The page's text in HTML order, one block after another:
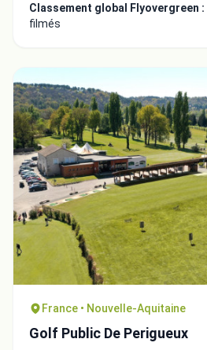
Classement global Flyovergreen :
filmés
France • Nouvelle-Aquitaine
Golf Public De Perigueux